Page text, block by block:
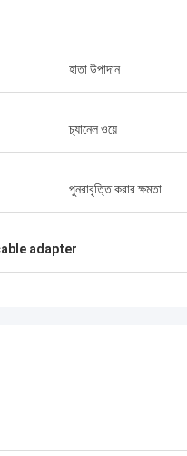
সহযোগিতার সময় 10
অনেক প্রকল্প জিতেছি।
হাতা উপাদান
চ্যানেল ওয়ে
পুনরাবৃত্তি করার ক্ষমতা
adapter